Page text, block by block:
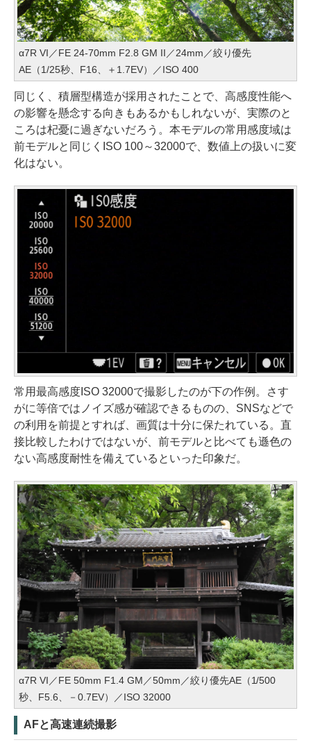
α7R VI／FE 24-70mm F2.8 GM II／24mm／絞り優先
AE（1/25秒、F16、＋1.7EV）／ISO 400
同じく、積層型構造が採用されたことで、高感度性能へ
の影響を懸念する向きもあるかもしれないが、実際のと
ころは杞憂に過ぎないだろう。本モデルの常用感度域は
前モデルと同じくISO 100～32000で、数値上の扱いに変
化はない。
常用最高感度ISO 32000で撮影したのが下の作例。さす
がに等倍ではノイズ感が確認できるものの、SNSなどで
の利用を前提とすれば、画質は十分に保たれている。直
接比較したわけではないが、前モデルと比べても遜色の
ない高感度耐性を備えているといった印象だ。
α7R VI／FE 50mm F1.4 GM／50mm／絞り優先AE（1/500
秒、F5.6、－0.7EV）／ISO 32000
AFと高速連続撮影